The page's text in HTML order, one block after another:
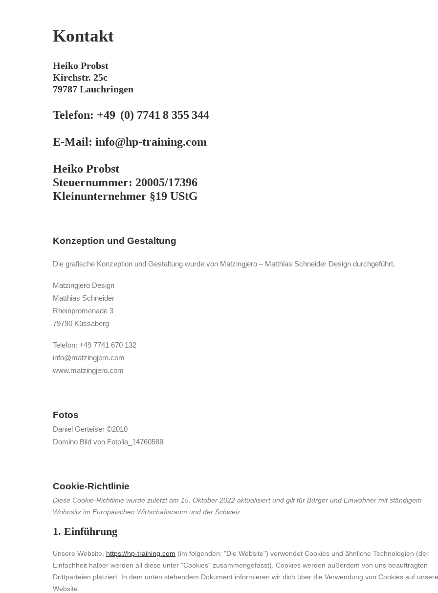
Kontakt
Heiko Probst
Kirchstr. 25c
79787 Lauchringen
Telefon: +49 (0) 7741 8 355 344
E-Mail: info@hp-training.com
Heiko Probst
Steuernummer: 20005/17396
Kleinunternehmer §19 UStG
Konzeption und Gestaltung
Die grafische Konzeption und Gestaltung wurde von Matzingjero – Matthias Schneider Design durchgeführt.
Matzingjero Design
Matthias Schneider
Rheinpromenade 3
79790 Küssaberg
Telefon: +49 7741 670 132
info@matzingjero.com
www.matzingjero.com
Fotos
Daniel Gerteiser ©2010
Domino Bild von Fotolia_14760588
Cookie-Richtlinie
Diese Cookie-Richtlinie wurde zuletzt am 15. Oktober 2022 aktualisiert und gilt für Bürger und Einwohner mit ständigem
Wohnsitz im Europäischen Wirtschaftsraum und der Schweiz.
1. Einführung
Unsere Website, https://hp-training.com (im folgenden: "Die Website") verwendet Cookies und ähnliche Technologien (der
Einfachheit halber werden all diese unter "Cookies" zusammengefasst). Cookies werden außerdem von uns beauftragten
Drittparteien platziert. In dem unten stehendem Dokument informieren wir dich über die Verwendung von Cookies auf
Website.